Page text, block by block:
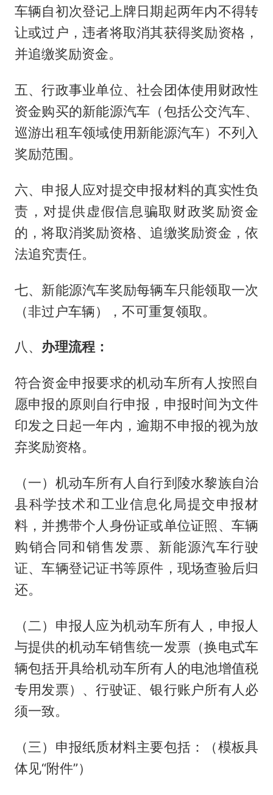
车辆自初次登记上牌日期起两年内不得转
让或过户，违者将取消其获得奖励资格，
并追缴奖励资金。
五、行政事业单位、社会团体使用财政性
资金购买的新能源汽车（包括公交汽车、
巡游出租车领域使用新能源汽车）不列入
奖励范围。
六、申报人应对提交申报材料的真实性负
责，对提供虚假信息骗取财政奖励资金
的，将取消奖励资格、追缴奖励资金，依
法追究责任。
七、新能源汽车奖励每辆车只能领取一次
（非过户车辆），不可重复领取。
八、 办理流程：
符合资金申报要求的机动车所有人按照自
愿申报的原则自行申报，申报时间为文件
印发之日起一年内，逾期不申报的视为放
弃奖励资格。
（一）机动车所有人自行到陵水黎族自治
县科学技术和工业信息化局提交申报材
料，并携带个人身份证或单位证照、车辆
购销合同和销售发票、新能源汽车行驶
证、车辆登记证书等原件，现场查验后归
还。
（二）申报人应为机动车所有人，申报人
与提供的机动车销售统一发票（换电式车
辆包括开具给机动车所有人的电池增值税
专用发票）、行驶证、银行账户所有人必
须一致。
（三）申报纸质材料主要包括：（模板具
体见“附件”）